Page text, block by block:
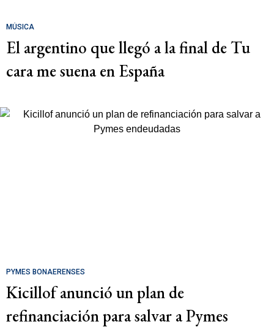
MÚSICA
El argentino que llegó a la final de Tu
cara me suena en España
PYMES BONAERENSES
Kicillof anunció un plan de
refinanciación para salvar a Pymes